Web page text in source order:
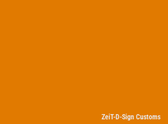
ZeiT-D-Sign Customs